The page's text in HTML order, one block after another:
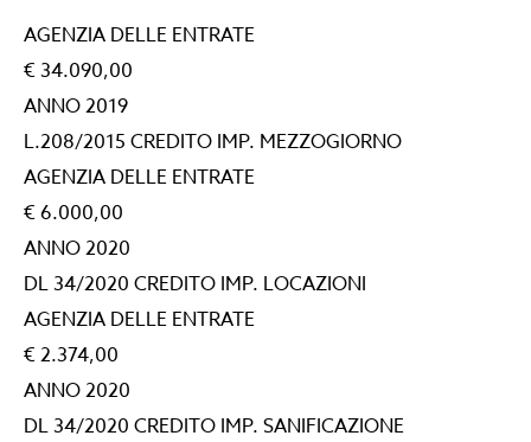
AGENZIA DELLE ENTRATE
€ 34.090,00
ANNO 2019
L.208/2015 CREDITO IMP. MEZZOGIORNO
AGENZIA DELLE ENTRATE
€ 6.000,00
ANNO 2020
DL 34/2020 CREDITO IMP. LOCAZIONI
AGENZIA DELLE ENTRATE
€ 2.374,00
ANNO 2020
DL 34/2020 CREDITO IMP. SANIFICAZIONE